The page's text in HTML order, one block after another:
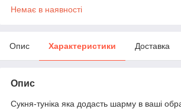
Немає в наявності
Опис Характеристики Доставка
Опис
Сукня-туніка яка додасть шарму в ваші